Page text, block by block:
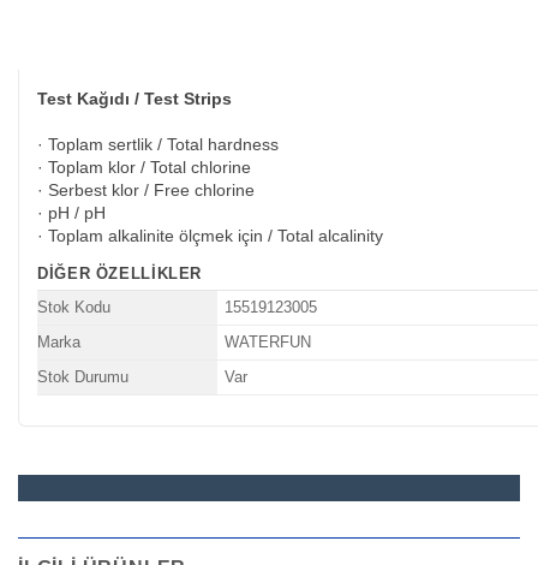
Test Kağıdı / Test Strips
· Toplam sertlik / Total hardness
· Toplam klor / Total chlorine
· Serbest klor / Free chlorine
· pH / pH
· Toplam alkalinite ölçmek için / Total alcalinity
DIĞER ÖZELLIKLER
Stok Kodu
15519123005
Marka WATERFUN
Stok Durumu Var